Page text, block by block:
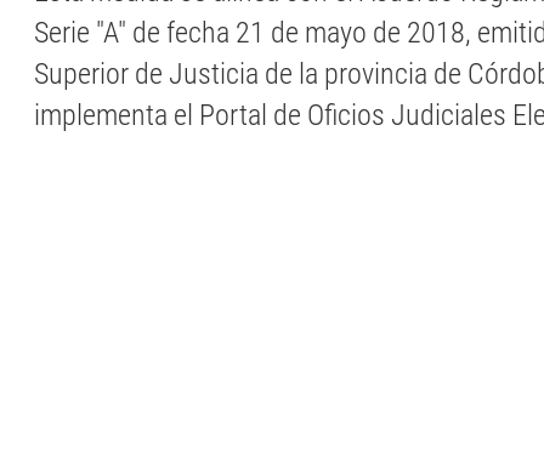
Serie "A" de fecha 21 de mayo de 2018,
Superior de Justicia de la provincia de
implementa el Portal de Oficios Judiciales